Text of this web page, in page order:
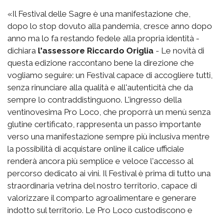
«Il Festival delle Sagre è una manifestazione che,
dopo lo stop dovuto alla pandemia, cresce anno dopo
anno ma lo fa restando fedele alla propria identità -
dichiara l'assessore Riccardo Origlia - Le novità di
questa edizione raccontano bene la direzione che
vogliamo seguire: un Festival capace di accogliere tutti,
senza rinunciare alla qualità e all'autenticità che da
sempre lo contraddistinguono. L'ingresso della
ventinovesima Pro Loco, che proporrà un menù senza
glutine certificato, rappresenta un passo importante
verso una manifestazione sempre più inclusiva mentre
la possibilità di acquistare online il calice ufficiale
renderà ancora più semplice e veloce l'accesso al
percorso dedicato ai vini. Il Festival è prima di tutto una
straordinaria vetrina del nostro territorio, capace di
valorizzare il comparto agroalimentare e generare
indotto sul territorio. Le Pro Loco custodiscono e